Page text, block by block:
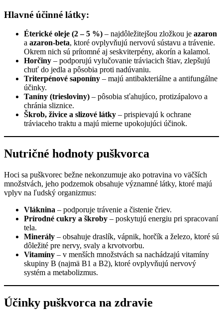
Hlavné účinné látky:
Éterické oleje (2 – 5 %) – najdôležitejšou zložkou je azaron
a azaron-beta, ktoré ovplyvňujú nervovú sústavu a trávenie.
Okrem nich sú prítomné aj seskviterpény, akorín a kalamol.
Horčiny – podporujú vylučovanie tráviacich štiav, zlepšujú
chuť do jedla a pôsobia proti nadúvaniu.
Triterpénové saponíny – majú antibakteriálne a antifungálne
účinky.
Taníny (triesloviny) – pôsobia sťahujúco, protizápalovo a
chránia sliznice.
Škrob, živice a slizové látky – prispievajú k ochrane
tráviaceho traktu a majú mierne upokojujúci účinok.
Nutričné hodnoty puškvorca
Hoci sa puškvorec bežne nekonzumuje ako potravina vo väčších
množstvách, jeho podzemok obsahuje významné látky, ktoré majú
vplyv na ľudský organizmus:
Vláknina – podporuje trávenie a čistenie čriev.
Prírodné cukry a škroby – poskytujú energiu pri spracovaní
tela.
Minerály – obsahuje draslík, vápnik, horčík a železo, ktoré sú
dôležité pre nervy, svaly a krvotvorbu.
Vitamíny – v menších množstvách sa nachádzajú vitamíny
skupiny B (najmä B1 a B2), ktoré ovplyvňujú nervový
systém a metabolizmus.
Účinky puškvorca na zdravie